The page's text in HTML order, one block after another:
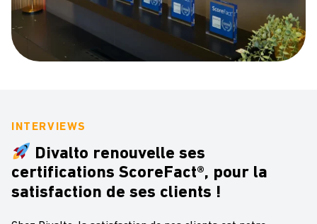
INTERVIEWS
Divalto renouvelle ses
certifications ScoreFact®, pour la
satisfaction de ses clients !